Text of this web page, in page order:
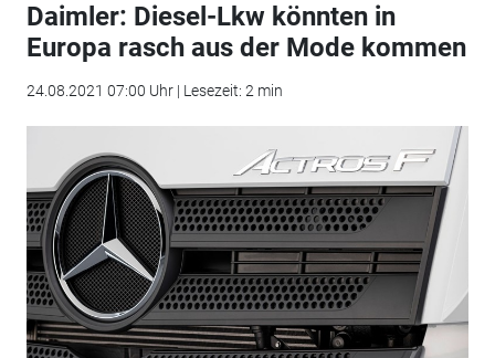
Daimler: Diesel-Lkw könnten in
Europa rasch aus der Mode kommen
24.08.2021 07:00 Uhr | Lesezeit: 2 min